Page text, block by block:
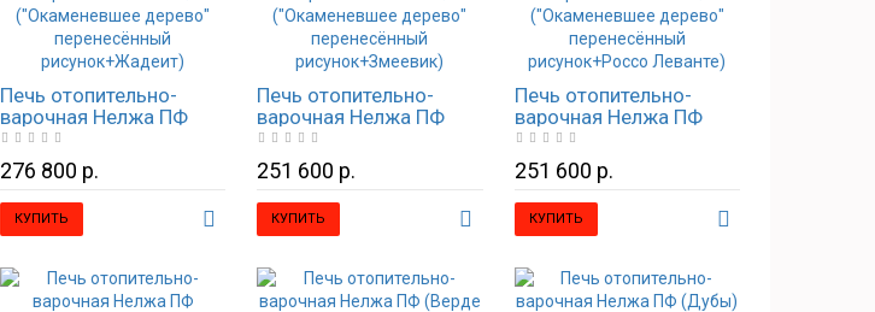
Печь отопительно-
варочная Нелжа ПФ
("Окаменевшее дерево"
перенесённый
рисунок+Жадеит)
276 800 р.
КУПИТЬ
Печь отопительно-
варочная Нелжа ПФ
("Окаменевшее дерево"
перенесённый
рисунок+Змеевик)
251 600 р.
КУПИТЬ
Печь отопительно-
варочная Нелжа ПФ
("Окаменевшее дерево"
перенесённый
рисунок+Россо
Леванте)
251 600 р.
КУПИТЬ